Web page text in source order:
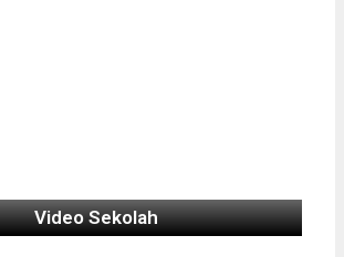
Video Sekolah